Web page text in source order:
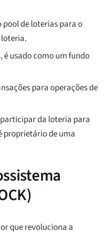
pool de loterias para o
é usado como um fundo
para operações de
da loteria para
proprietário de uma
que revoluciona a